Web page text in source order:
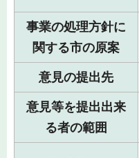
事業の処理方針に
関する市の原案
意見の提出先
意見等を提出出来
る者の範囲